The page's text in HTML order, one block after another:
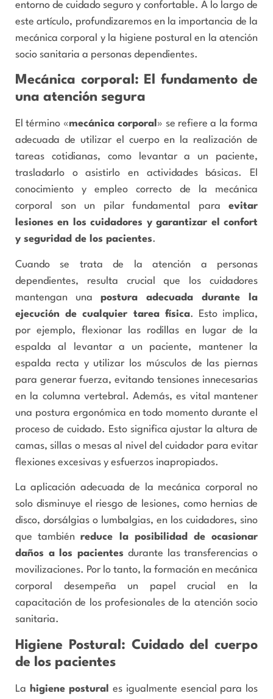
entorno de cuidado seguro y confortable. A lo largo de
este artículo, profundizaremos en la importancia de la
mecánica corporal y la higiene postural en la atención
socio sanitaria a personas dependientes.
Mecánica corporal: El fundamento de
una atención segura
El término «mecánica corporal » se refiere a la forma
adecuada de utilizar el cuerpo en la realización de
tareas cotidianas, como levantar a un paciente,
trasladarlo o asistirlo en actividades básicas. El
conocimiento y empleo correcto de la mecánica
corporal son un pilar fundamental para evitar
lesiones en los cuidadores y garantizar el confort
y seguridad de los pacientes.
Cuando se trata de la atención a personas
dependientes, resulta crucial que los cuidadores
mantengan una postura adecuada durante la
ejecución de cualquier tarea física. Esto implica,
por ejemplo, flexionar las rodillas en lugar de la
espalda al levantar a un paciente, mantener la
espalda recta y utilizar los músculos de las piernas
para generar fuerza, evitando tensiones innecesarias
en la columna vertebral. Además, es vital mantener
una postura ergonómica en todo momento durante el
proceso de cuidado. Esto significa ajustar la altura de
camas, sillas o mesas al nivel del cuidador para evitar
flexiones excesivas y esfuerzos inapropiados.
La aplicación adecuada de la mecánica corporal no
solo disminuye el riesgo de lesiones, como hernias de
disco, dorsálgias o lumbalgias, en los cuidadores, sino
que tambiénreduce la posibilidad de ocasionar
daños a los pacientes durante las transferencias o
movilizaciones. Por lo tanto, la formación en mecánica
corporal desempeña un papel crucial en la
capacitación de los profesionales de la atención socio
sanitaria.
Higiene Postural: Cuidado del cuerpo
de los pacientes
La higiene postural
es igualmente esencial para los